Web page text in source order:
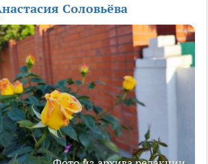
Соловьёва